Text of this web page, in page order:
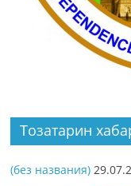
Тозатарин
(без названия)